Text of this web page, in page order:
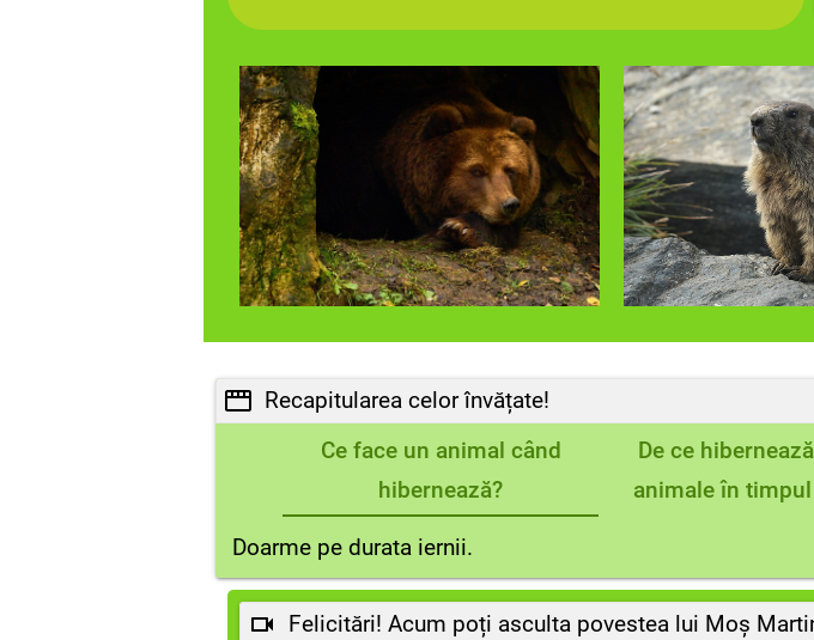
Recapitularea celor învățate!
Ce face un animal când
hibernează?
De ce
animale în
Doarme pe durata iernii.
Felicitări! Acum poți asculta povestea lui Moș